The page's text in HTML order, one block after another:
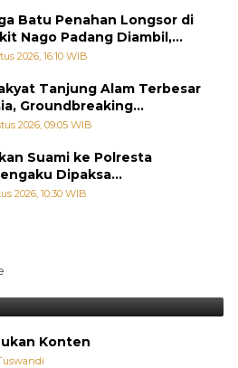
Batu Penahan Longsor di
Nago Padang Diambil,
Bencana Terulang
2026, 16:10 WIB
Tanjung Alam Terbesar
Groundbreaking
2026, 09:05 WIB
Suami ke Polresta
Dipaksa
dengan Pria Lain
2026, 10:30 WIB
tetapi Jepang Selalu
Kejutan
Konten